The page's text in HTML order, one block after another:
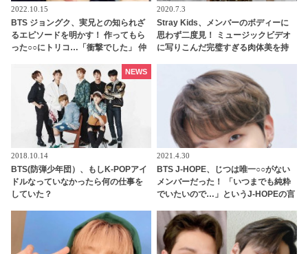
2022.10.15
BTS ジョングク、実兄との知られざ
るエピソードを明かす！ 作ってもら
った○○にトリコ…「衝撃でした」 仲
ァンほっこり
2020.7.3
Stray Kids、メンバーのボディーに
思わず二度見！ ミュージックビデオ
に写りこんだ完璧すぎる肉体美を持
2018.10.14
BTS(防弾少年団）、もしK-POPアイ
ドルなっていなかったら何の仕事を
していた？
NEWS
2021.4.30
BTS J-HOPE、じつは唯一○○がない
メンバーだった！ 「いつまでも純粋
でいたいので…」というJ-HOPEの言
ンバー総反撃・・ 予想だにしない展
開を迎えたかわいすぎるやりとりに
ファン爆笑